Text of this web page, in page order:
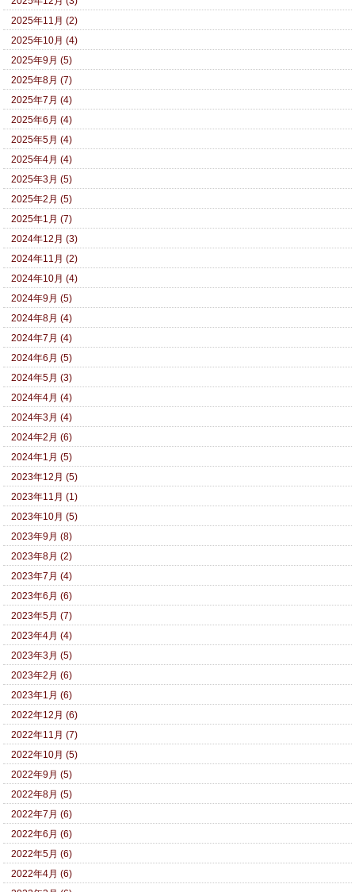
2025年11月 (2)
2025年10月 (4)
2025年9月 (5)
2025年8月 (7)
2025年7月 (4)
2025年6月 (4)
2025年5月 (4)
2025年4月 (4)
2025年3月 (5)
2025年2月 (5)
2025年1月 (7)
2024年12月 (3)
2024年11月 (2)
2024年10月 (4)
2024年9月 (5)
2024年8月 (4)
2024年7月 (4)
2024年6月 (5)
2024年5月 (3)
2024年4月 (4)
2024年3月 (4)
2024年2月 (6)
2024年1月 (5)
2023年12月 (5)
2023年11月 (1)
2023年10月 (5)
2023年9月 (8)
2023年8月 (2)
2023年7月 (4)
2023年6月 (6)
2023年5月 (7)
2023年4月 (4)
2023年3月 (5)
2023年2月 (6)
2023年1月 (6)
2022年12月 (6)
2022年11月 (7)
2022年10月 (5)
2022年9月 (5)
2022年8月 (5)
2022年7月 (6)
2022年6月 (6)
2022年5月 (6)
2022年4月 (6)